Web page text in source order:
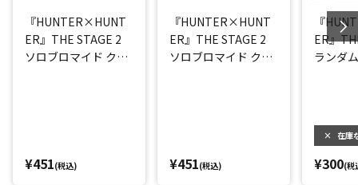
『HUNTER×HUNT
ER』THE STAGE 2
ソロブロマイド クロ
¥451(税込)
『HUNTER×HUNT
ER』THE STAGE 2
ソロブロマイド クロ
¥451(税込)
『
ER』
ランダ
× 在庫
¥300(税